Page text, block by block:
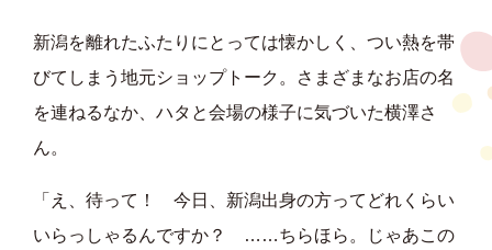
新潟を離れたふたりにとっては懐かしく、つい熱を帯
びてしまう地元ショップトーク。さまざまなお店の名
を連ねるなか、ハタと会場の様子に気づいた横澤さ
ん。
「え、待って！ 今日、新潟出身の方ってどれくらい
いらっしゃるんですか？ ……ちらほら。じゃあこの